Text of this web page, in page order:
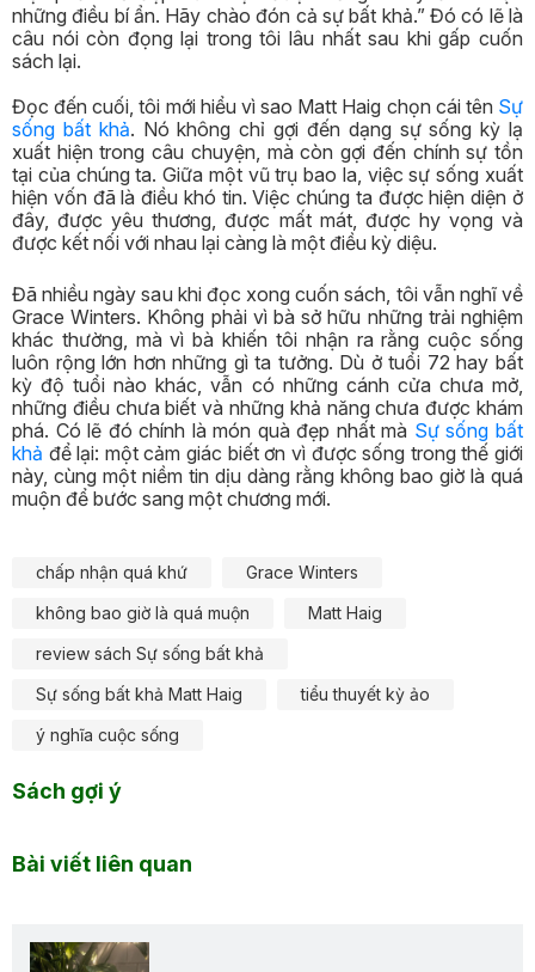
những điều bí ẩn. Hãy chào đón cả sự bất khả.” Đó có lẽ là
câu nói còn đọng lại trong tôi lâu nhất sau khi gấp cuốn
sách lại.
Đọc đến cuối, tôi mới hiểu vì sao Matt Haig chọn cái tên Sự
sống bất khả. Nó không chỉ gợi đến dạng sự sống kỳ lạ
xuất hiện trong câu chuyện, mà còn gợi đến chính sự tồn
tại của chúng ta. Giữa một vũ trụ bao la, việc sự sống xuất
hiện vốn đã là điều khó tin. Việc chúng ta được hiện diện ở
đây, được yêu thương, được mất mát, được hy vọng và
được kết nối với nhau lại càng là một điều kỳ diệu.
Đã nhiều ngày sau khi đọc xong cuốn sách, tôi vẫn nghĩ về
Grace Winters. Không phải vì bà sở hữu những trải nghiệm
khác thường, mà vì bà khiến tôi nhận ra rằng cuộc sống
luôn rộng lớn hơn những gì ta tưởng. Dù ở tuổi 72 hay bất
kỳ độ tuổi nào khác, vẫn có những cánh cửa chưa mở,
những điều chưa biết và những khả năng chưa được khám
phá. Có lẽ đó chính là món quà đẹp nhất mà Sự sống bất
khả để lại: một cảm giác biết ơn vì được sống trong thế giới
này, cùng một niềm tin dịu dàng rằng không bao giờ là quá
muộn để bước sang một chương mới.
chấp nhận quá khứ
Grace Winters
không bao giờ là quá muộn
Matt Haig
review sách Sự sống bất khả
Sự sống bất khả Matt Haig
tiểu thuyết kỳ ảo
ý nghĩa cuộc sống
Sách gợi ý
Bài viết liên quan